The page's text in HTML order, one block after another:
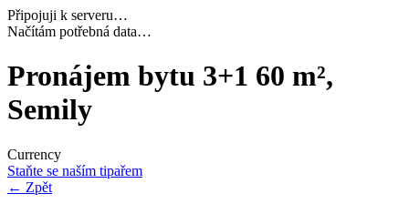
Připojuji k serveru…
Navazuji bezpečné spojení…
Pronájem bytu 3+1 60 m²,
Semily
Currency
Staňte se naším tipařem
← Zpět